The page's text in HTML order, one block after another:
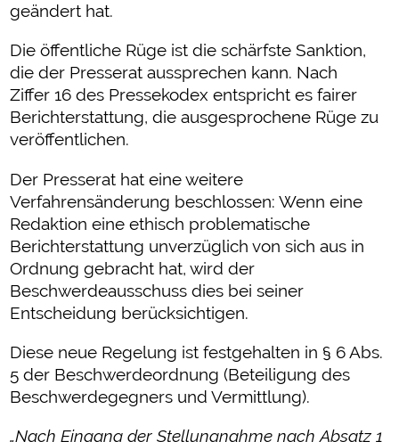
geändert hat.
Die öffentliche Rüge ist die schärfste Sanktion,
die der Presserat aussprechen kann. Nach
Ziffer 16 des Pressekodex entspricht es fairer
Berichterstattung, die ausgesprochene Rüge zu
veröffentlichen.
Der Presserat hat eine weitere
Verfahrensänderung beschlossen: Wenn eine
Redaktion eine ethisch problematische
Berichterstattung unverzüglich von sich aus in
Ordnung gebracht hat, wird der
Beschwerdeausschuss dies bei seiner
Entscheidung berücksichtigen.
Diese neue Regelung ist festgehalten in § 6 Abs.
5 der Beschwerdeordnung (Beteiligung des
Beschwerdegegners und Vermittlung).
„Nach Eingang der Stellungnahme nach Absatz 1